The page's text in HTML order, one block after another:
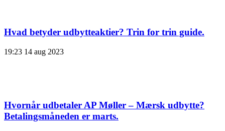
Hvad betyder udbytteaktier? Trin for trin guide.
19:23 14 aug 2023
Hvornår udbetaler AP Møller – Mærsk udbytte?
Betalingsmåneden er marts.